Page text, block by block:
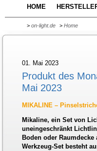
HOME
> on-light.de > Home
01. Mai 2023
Produkt des
Mai 2023
MIKALINE –
Mikaline, ein Set von
uneingeschränkt
Boden oder
Werkzeug-Set besteht